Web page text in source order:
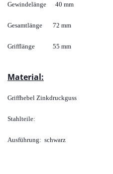
Gewindelänge 40 mm
Gesamtlänge 72 mm
Grifflänge 55 mm
Material:
Griffhebel Zinkdruckguss
Stahlteile:
Ausführung: schwarz